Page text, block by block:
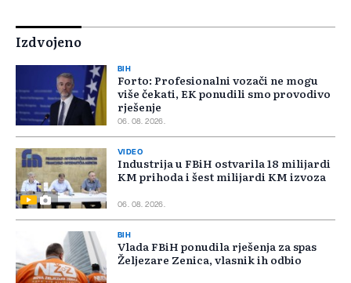
Izdvojeno
BIH
Forto: Profesionalni vozači ne mogu
više čekati, EK ponudili smo provodivo
rješenje
06. 08. 2026.
VIDEO
Industrija u FBiH ostvarila 18 milijardi
KM prihoda i šest milijardi KM izvoza
06. 08. 2026.
BIH
Vlada FBiH ponudila rješenja za spas
Željezare Zenica, vlasnik ih odbio